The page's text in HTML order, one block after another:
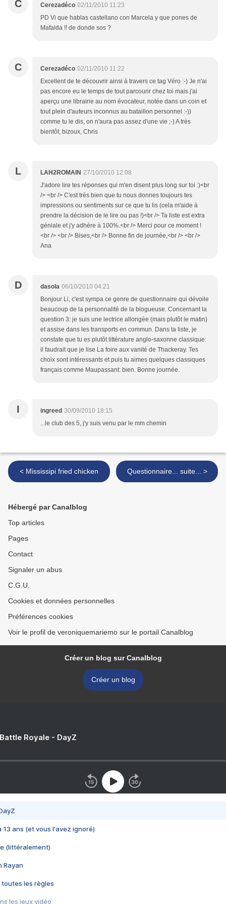
C Cerezadéco 02/11/2010 11:23
PD Vi que hablas castellano con Marcela y que pones de
Mafalda !! de donde sos ?
C Cerezadéco 02/11/2010 11:22
Excellent de te découvrir ainsi à travers ce tag Véro :-) Je n'ai
pas encore eu le temps de tout parcourir chez toi mais j'ai
aperçu une librairie au nom évocateur, notée dans un coin et
tout plein d'auteurs inconnus au bataillon personnel :-))
comme tu le dis, on n'aura pas assez d'une vie ;-) A très
bientôt, bizoux, Chris
L LAH2ROMAIN 27/10/2010 12:08
J'adore lire tes réponses qui m'en disent plus long sur toi :)<br
/> <br /> C'est très bien que tu nous donnes toujours tes
impressions ou sentiments sur ce que tu lis (cela m'aide à
prendre la décision de le lire ou pas !)<br /> Ta liste est extra
géniale et j'y adhère à 100%.<br /> Merci pour ce moment !
<br /> <br /> Bises,<br /> Bonne fin de journée,<br /> <br />
Ana
D dasola 06/10/2010 04:21
Bonjour Li, c'est sympa ce genre de questionnaire qui dévoile
beaucoup de la personnalité de la blogueuse. Concernant la
question 3: je suis une lectrice allongée (mais plutôt le matin)
et assise dans les transports en commun. Dans ta liste, je
constate que tu es plutôt littérature anglo-saxonne classique:
il faudrait que je lise La foire aux vanité de Thackeray. Tes
choix sont intéressants et puis tu aimes quelques classiques
français comme Maupassant: bien. Bonne journée.
I ingreed 30/09/2010 18:15
...le club des 5, j'y suis venu par le mm chemin
< Mississipi fried chicken Questionnaire... suite... >
Hébergé par Canalblog
Top articles
Pages
Contact
Signaler un abus
C.G.U.
Cookies et données personnelles
Préférences cookies
Voir le profil de veroniquemariemo sur le portail Canalblog
Créer un blog sur Canalblog
Créer un blog
Royale - DayZ
13 ans (et vous l'avez ignoré)
(littéralement)
Rayan
toutes les règles
les jeux vidéo